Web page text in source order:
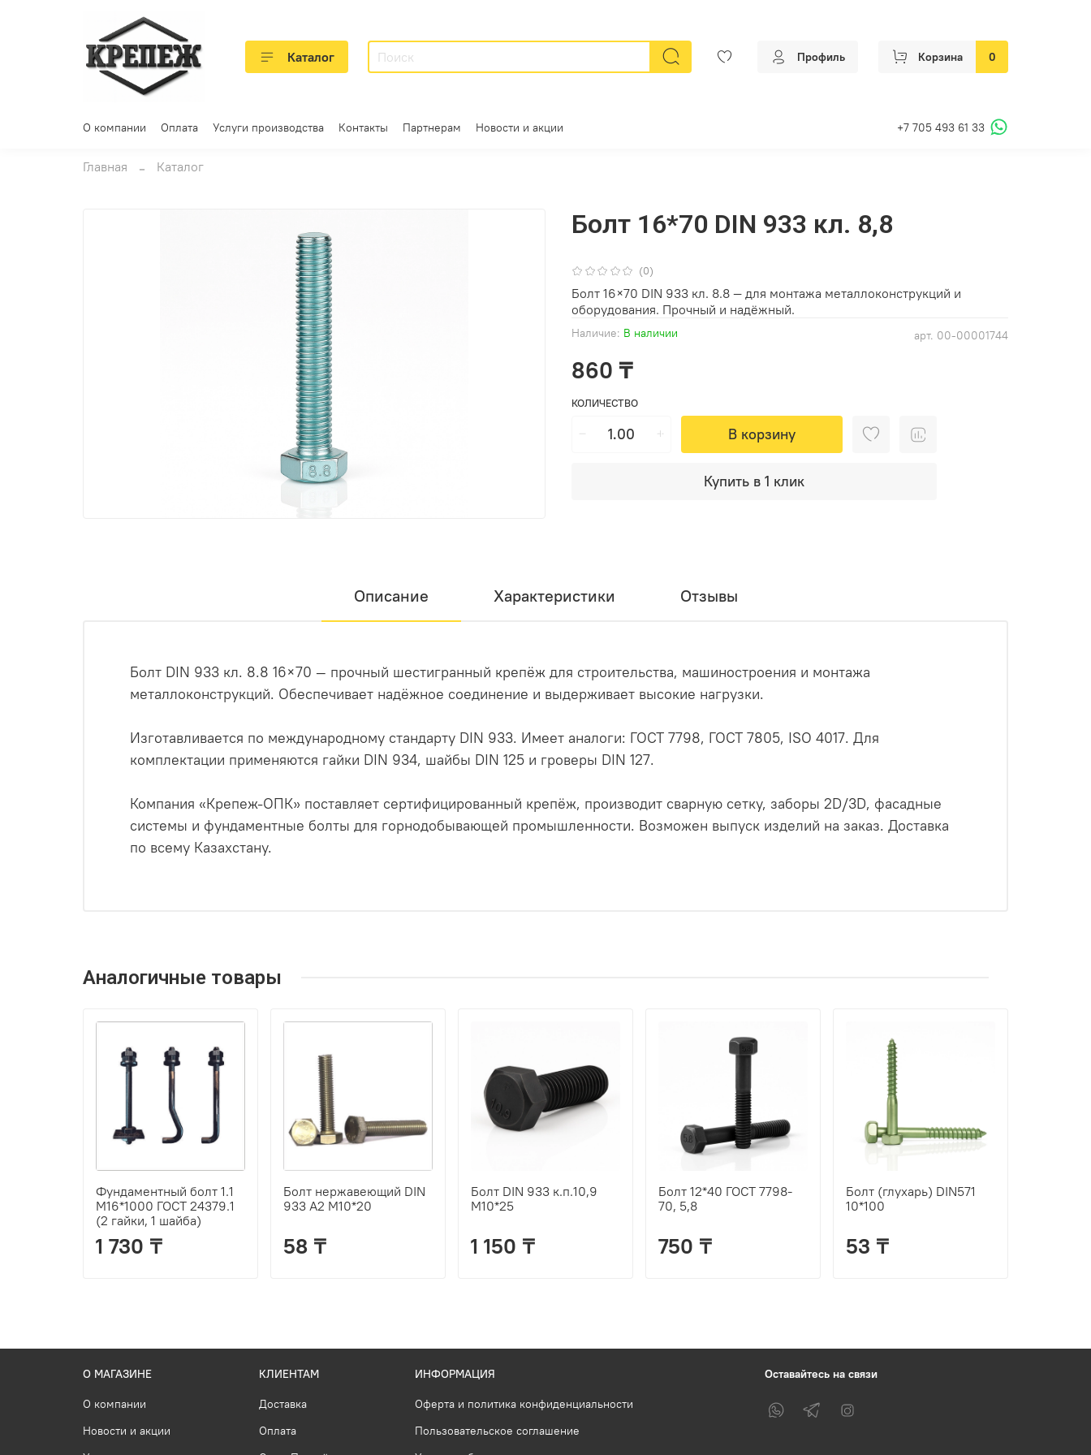
Каталог Профиль Корзина 0
О компании Оплата Услуги производства Контакты Партнерам Новости и акции +7 705 493 61 33
Главная Каталог
(0)
арт. 00-00001744
Наличие: В наличии
Болт 16*70 DIN 933 кл. 8,8
860 ₸
КОЛИЧЕСТВО
В корзину
Купить в 1 клик
Болт 16×70 DIN 933 кл. 8.8 — для монтажа металлоконструкций и
оборудования. Прочный и надёжный.
Описание Характеристики Отзывы
Болт DIN 933 кл. 8.8 16×70 — прочный шестигранный крепёж для строительства, машиностроения и монтажа
металлоконструкций. Обеспечивает надёжное соединение и выдерживает высокие нагрузки.
Изготавливается по международному стандарту DIN 933. Имеет аналоги: ГОСТ 7798, ГОСТ 7805, ISO 4017. Для
комплектации применяются гайки DIN 934, шайбы DIN 125 и гроверы DIN 127.
Компания «Крепеж-ОПК» поставляет сертифицированный крепёж, производит сварную сетку, заборы 2D/3D, фасадные
системы и фундаментные болты для горнодобывающей промышленности. Возможен выпуск изделий на заказ. Доставка
по всему Казахстану.
Аналогичные товары
Фундаментный болт 1.1
М16*1000 ГОСТ 24379.1
(2 гайки, 1 шайба)
1 730 ₸
Болт нержавеющий DIN
933 А2 М10*20
58 ₸
Болт DIN 933 к.п.10,9
М10*25
1 150 ₸
Болт 12*40 ГОСТ 7798-
70, 5,8
750 ₸
Болт (глухарь) DIN571
10*100
53 ₸
О МАГАЗИНЕ
О компании
Новости и акции
КЛИЕНТАМ
Доставка
Оплата
ИНФОРМАЦИЯ
Оферта и политика конфиденциальности
Пользовательское соглашение
Оставайтесь на связи